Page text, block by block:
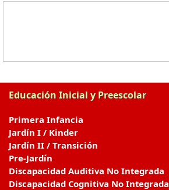
Educación Inicial y Preescolar
Primera Infancia
Jardín I / Kinder
Jardín II / Transición
Pre-Jardín
Discapacidad Auditiva No Integrada
Discapacidad Cognitiva No Integrada